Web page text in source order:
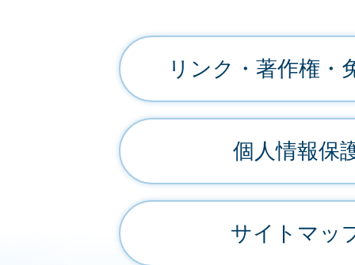
リンク・著作権・
個人情報保
サイトマッ